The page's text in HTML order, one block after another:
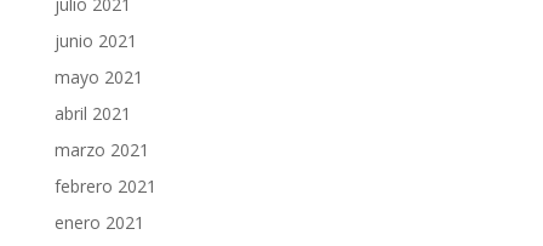
junio 2021
mayo 2021
abril 2021
marzo 2021
febrero 2021
enero 2021